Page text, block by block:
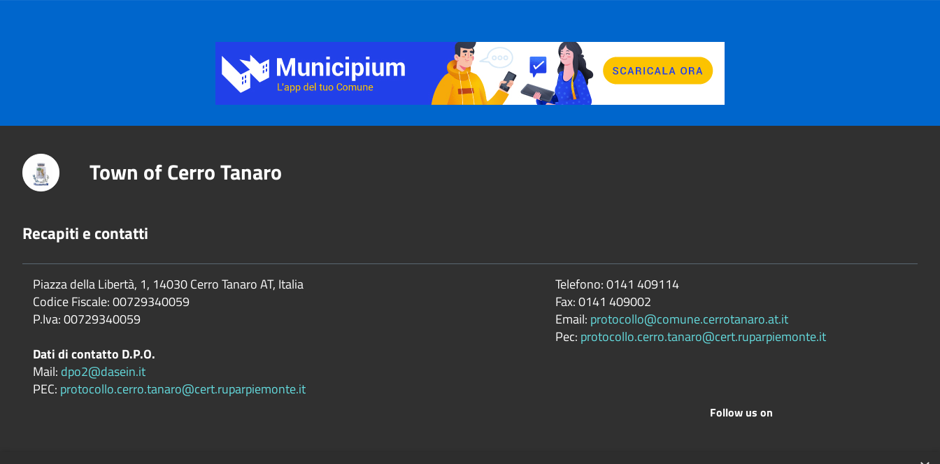
Town of Cerro Tanaro
Recapiti e contatti
Piazza della Libertà, 1, 14030 Cerro Tanaro AT, Italia
Codice Fiscale: 00729340059
P.Iva: 00729340059
Dati di contatto D.P.O.
Mail: dpo2@dasein.it
PEC: protocollo.cerro.tanaro@cert.ruparpiemonte.it
Telefono:0141 409114
Fax:0141 409002
Email: protocollo@comune.cerrotanaro.at.it
Pec: protocollo.cerro.tanaro@cert.ruparpiemonte.it
Follow us on